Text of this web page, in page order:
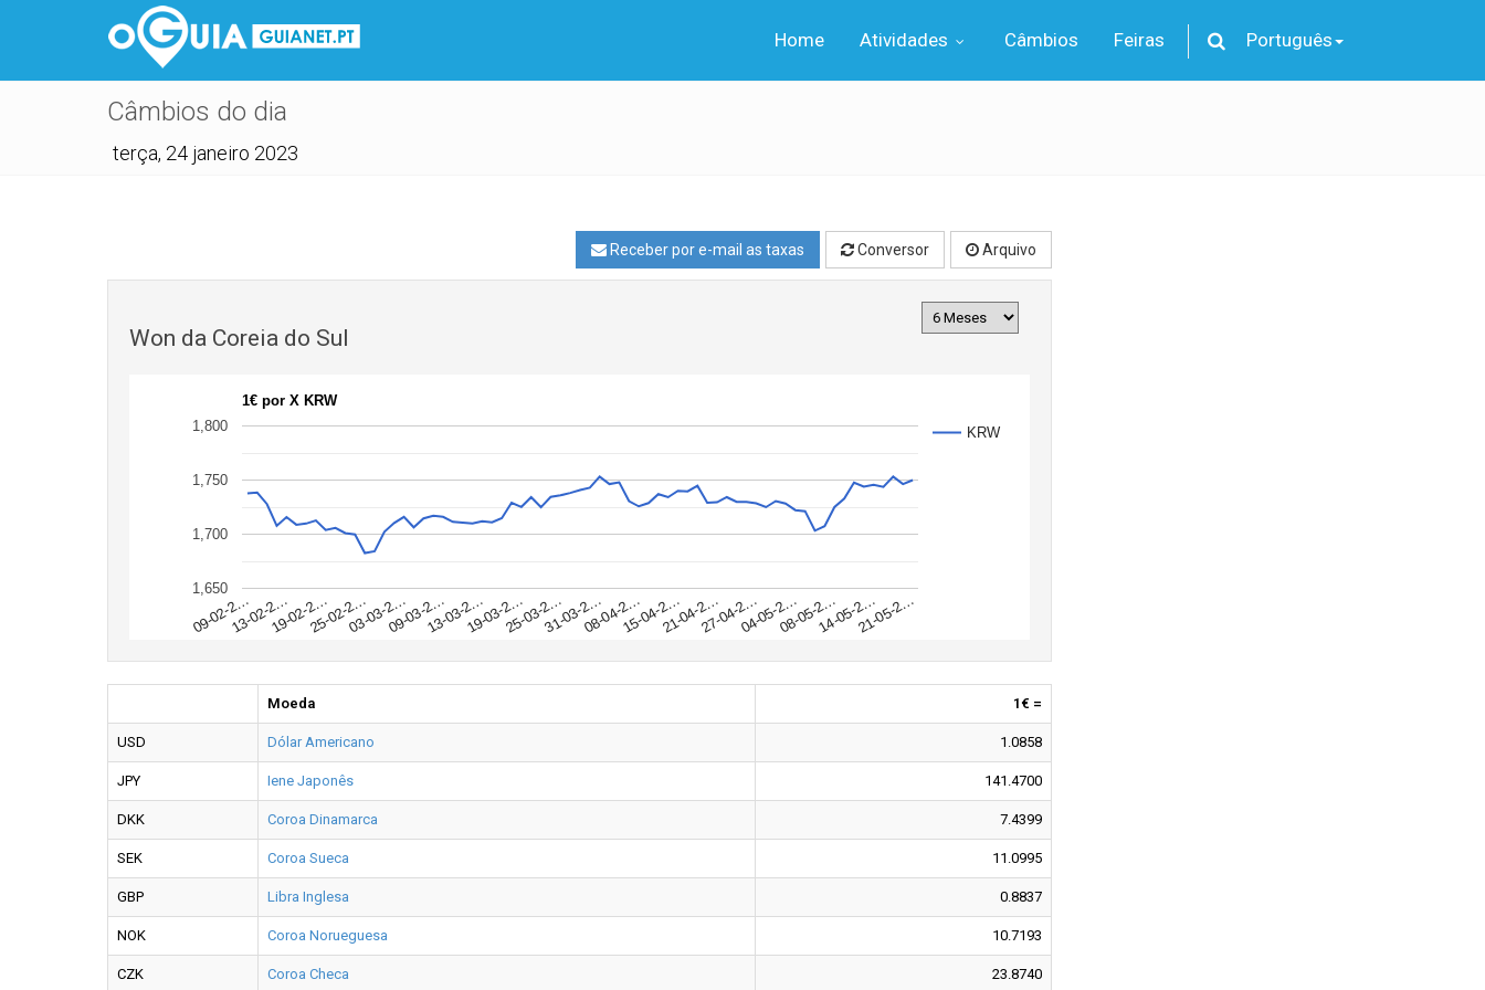
Home Atividades Câmbios Feiras Português
Câmbios do dia
terça, 24 janeiro 2023
Receber por e-mail as taxas Conversor Arquivo
Won da Coreia do Sul
1€ por X KRW
KRW
09-02-2…13-02-2…19-02-2…25-02-2…03-03-2…09-03-2…13-03-2…19-03-2…25-03-2…31-03-2…08-04-2…15-04-2…21-04-2…27-04-2…04-05-2…08-05-2…14-05-2…21-05-2…
1,650
1,700
1,750
1,800
Moeda 1€ =
USD Dólar Americano 1.0858
JPY Iene Japonês 141.4700
DKK Coroa Dinamarca 7.4399
SEK Coroa Sueca 11.0995
GBP Libra Inglesa 0.8837
NOK Coroa Norueguesa 10.7193
CZK Coroa Checa 23.8740